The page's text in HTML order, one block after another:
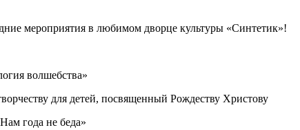
мероприятия в любимом дворце культуры «Синтетик»!
волшебства»
для детей, посвященный Рождеству Христову
года не беда»